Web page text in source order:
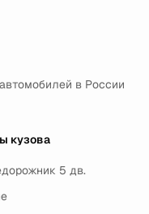
в России
кузова
5 дв.